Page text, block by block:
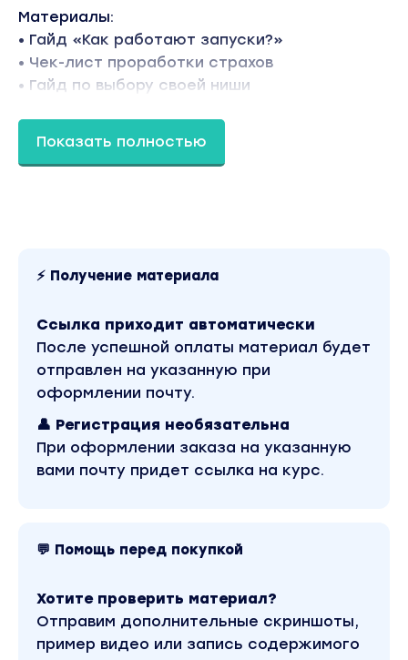
Материалы:
• Гайд «Как работают запуски?»
• Чек-лист проработки страхов
• Гайд по выбору своей ниши
Бонусный модуль
• Зачем блогеру или эксперту продюсер?
• Вектор развития продюсера
• Обязанности и зоны ответственности
• Как продюсеру вести свои соц сети?
• По каким критериям определить своего
• Как заходить к БОЛЬШИМ через бесплатную
• Находим за 7 дней первого клиента под
• На что договориться?
• Как взаимодействовать с экспертом?
• Мышление успешного продюсера
• Начинаем с малого
Показать полностью
⚡ Получение материала
Ссылка приходит автоматически
После успешной оплаты материал будет
отправлен на указанную при
оформлении почту.
👤 Регистрация необязательна
При оформлении заказа на указанную
вами почту придет ссылка на курс.
💬 Помощь перед покупкой
Хотите проверить материал?
Отправим дополнительные скриншоты,
пример видео или запись содержимого